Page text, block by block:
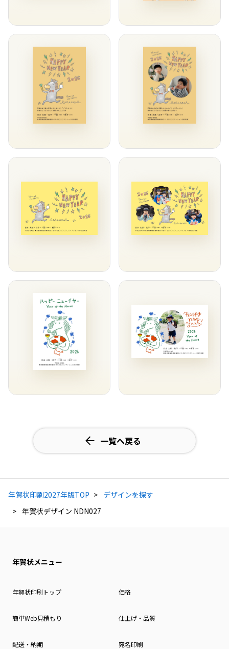
一覧へ戻る
年賀状印刷2027年版TOP
デザインを探す
年賀状デザイン NDN027
年賀状メニュー
年賀状印刷トップ 価格
簡単Web見積もり 仕上げ・品質
配送・納期 宛名印刷